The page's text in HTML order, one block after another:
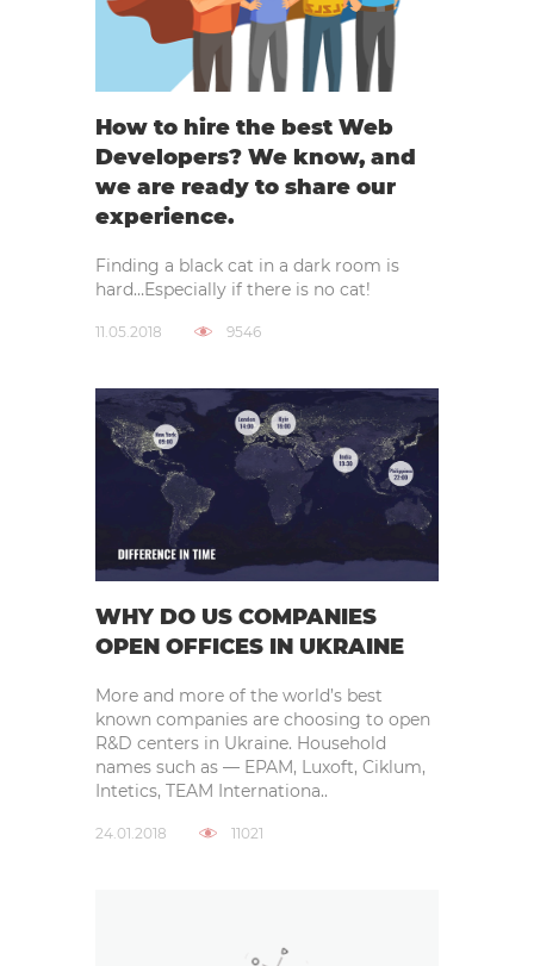
How to hire the best Web
Developers? We know, and
we are ready to share our
experience.
Finding a black cat in a dark room is
hard…Especially if there is no cat!
11.05.2018 9546
WHY DO US COMPANIES
OPEN OFFICES IN UKRAINE
More and more of the world’s best
known companies are choosing to open
R&D centers in Ukraine. Household
names such as — EPAM, Luxoft, Ciklum,
Intetics, TEAM Internationa..
24.01.2018 11021